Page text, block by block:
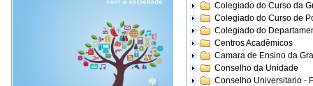
Colegiado do Curso da
Colegiado do Curso de
Colegiado do
Centros Acadêmicos
Camara de Ensino da
Conselho da Unidade
Conselho Universitario -